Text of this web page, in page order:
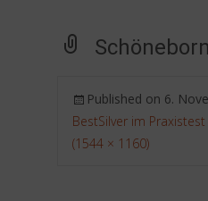
Published on 6.
BestSilver im Praxistest
(1544 × 1160)